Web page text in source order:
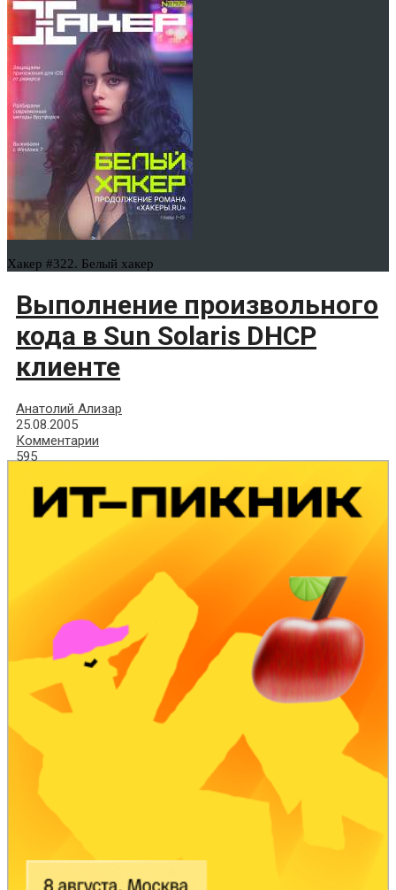
Хакер #322. Белый хакер
Выполнение произвольного
кода в Sun Solaris DHCP
клиенте
Анатолий Ализар
25.08.2005
Комментарии
595